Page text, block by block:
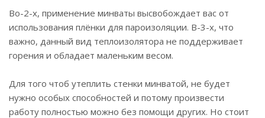
Во-2-х, применение минваты высвобождает вас от
использования плёнки для пароизоляции. В-3-х, что
важно, данный вид теплоизолятора не поддерживает
горения и обладает маленьким весом.
Для того чтоб утеплить стенки минватой, не будет
нужно особых способностей и потому произвести
работу полностью можно без помощи других. Но стоит